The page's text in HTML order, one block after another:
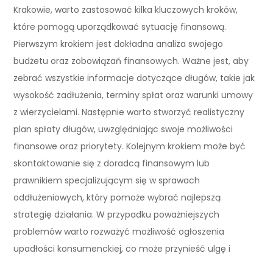
Krakowie, warto zastosować kilka kluczowych kroków,
które pomogą uporządkować sytuację finansową.
Pierwszym krokiem jest dokładna analiza swojego
budżetu oraz zobowiązań finansowych. Ważne jest, aby
zebrać wszystkie informacje dotyczące długów, takie jak
wysokość zadłużenia, terminy spłat oraz warunki umowy
z wierzycielami. Następnie warto stworzyć realistyczny
plan spłaty długów, uwzględniając swoje możliwości
finansowe oraz priorytety. Kolejnym krokiem może być
skontaktowanie się z doradcą finansowym lub
prawnikiem specjalizującym się w sprawach
oddłużeniowych, który pomoże wybrać najlepszą
strategię działania. W przypadku poważniejszych
problemów warto rozważyć możliwość ogłoszenia
upadłości konsumenckiej, co może przynieść ulgę i